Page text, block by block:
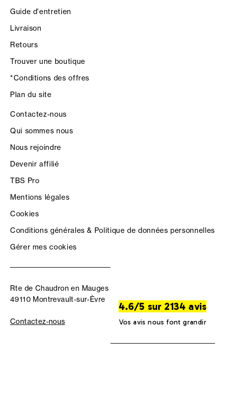
Guide d'entretien
Livraison
Retours
Trouver une boutique
*Conditions des offres
Plan du site
Contactez-nous
Qui sommes nous
Nous rejoindre
Devenir affilié
TBS Pro
Mentions légales
Cookies
Conditions générales & Politique de données personnelles
Gérer mes cookies
Rte de Chaudron en Mauges
49110 Montrevault-sur-Èvre
Contactez-nous
4.6/5 sur 2134 avis
Vos avis nous font grandir